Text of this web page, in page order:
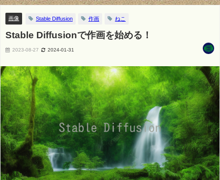
画像 Stable Diffusion 作画 ねこ
Stable Diffusionで作画を始める！
2023-08-27 2024-01-31